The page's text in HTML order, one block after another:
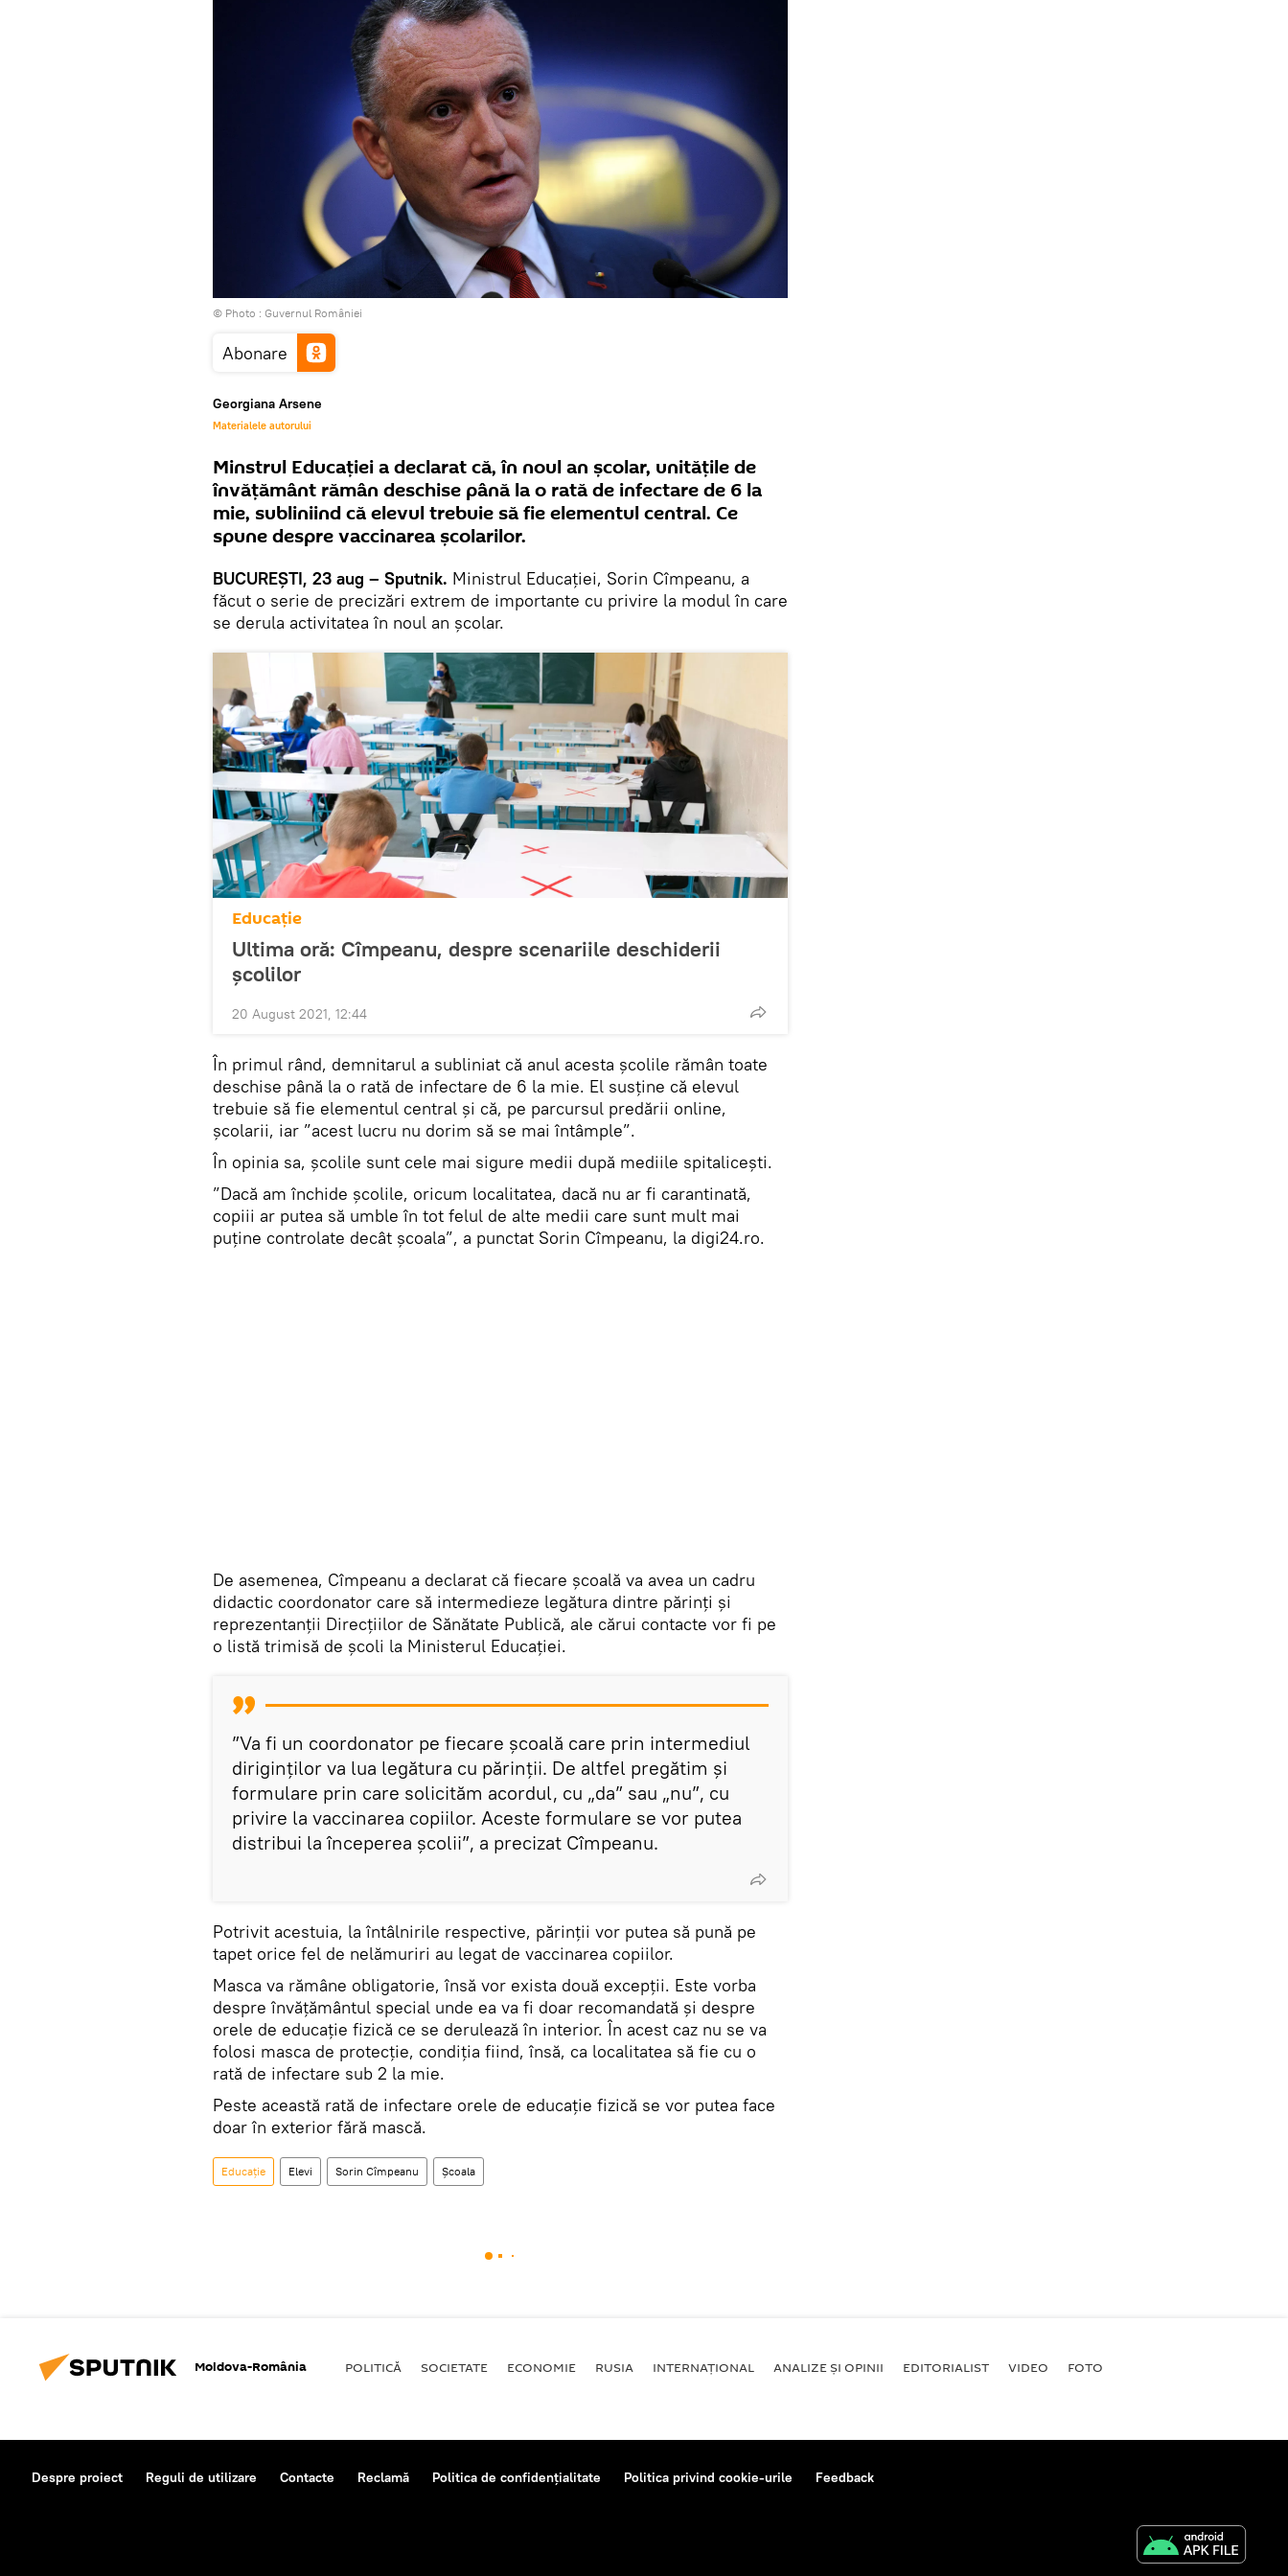
© Photo : Guvernul României
Abonare
Georgiana Arsene
Materialele autorului
Minstrul Educației a declarat că, în noul an școlar, unitățile de
învățământ rămân deschise până la o rată de infectare de 6 la
mie, subliniind că elevul trebuie să fie elementul central. Ce
spune despre vaccinarea școlarilor.
BUCUREȘTI, 23 aug – Sputnik. Ministrul Educației, Sorin Cîmpeanu, a
făcut o serie de precizări extrem de importante cu privire la modul în care
se derula activitatea în noul an școlar.
Educație
Ultima oră: Cîmpeanu, despre scenariile deschiderii
școlilor
20 August 2021, 12:44
În primul rând, demnitarul a subliniat că anul acesta școlile rămân toate
deschise până la o rată de infectare de 6 la mie. El susține că elevul
trebuie să fie elementul central și că, pe parcursul predării online,
școlarii, iar ”acest lucru nu dorim să se mai întâmple”.
În opinia sa, școlile sunt cele mai sigure medii după mediile spitalicești.
”Dacă am închide școlile, oricum localitatea, dacă nu ar fi carantinată,
copiii ar putea să umble în tot felul de alte medii care sunt mult mai
puține controlate decât școala”, a punctat Sorin Cîmpeanu, la digi24.ro.
De asemenea, Cîmpeanu a declarat că fiecare școală va avea un cadru
didactic coordonator care să intermedieze legătura dintre părinți și
reprezentanții Direcțiilor de Sănătate Publică, ale cărui contacte vor fi pe
o listă trimisă de școli la Ministerul Educației.
”Va fi un coordonator pe fiecare școală care prin intermediul
diriginților va lua legătura cu părinții. De altfel pregătim și
formulare prin care solicităm acordul, cu „da” sau „nu”, cu
privire la vaccinarea copiilor. Aceste formulare se vor putea
distribui la începerea școlii”, a precizat Cîmpeanu.
Potrivit acestuia, la întâlnirile respective, părinții vor putea să pună pe
tapet orice fel de nelămuriri au legat de vaccinarea copiilor.
Masca va rămâne obligatorie, însă vor exista două excepții. Este vorba
despre învățământul special unde ea va fi doar recomandată și despre
orele de educație fizică ce se derulează în interior. În acest caz nu se va
folosi masca de protecție, condiția fiind, însă, ca localitatea să fie cu o
rată de infectare sub 2 la mie.
Peste această rată de infectare orele de educație fizică se vor putea face
doar în exterior fără mască.
Educație Elevi Sorin Cîmpeanu Școala
Moldova-România POLITICĂ SOCIETATE ECONOMIE RUSIA INTERNAŢIONAL ANALIZE ȘI OPINII EDITORIALIST VIDEO FOTO
Despre proiect Reguli de utilizare Contacte Reclamă Politica de confidențialitate Politica privind cookie-urile Feedback